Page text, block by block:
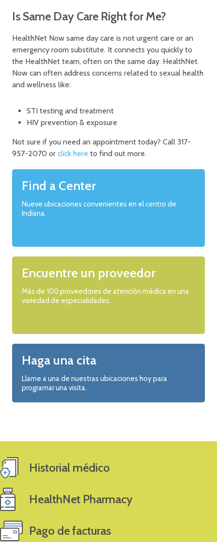
Is Same Day Care Right for Me?
HealthNet Now same day care is not urgent care or an
emergency room substitute. It connects you quickly to
the HealthNet team, often on the same day. HealthNet
Now can often address concerns related to sexual health
and wellness like:
STI testing and treatment
HIV prevention & exposure
Not sure if you need an appointment today? Call 317-
957-2070 or click here to find out more.
Find a Center
Nueve ubicaciones convenientes en el centro de
Indiana.
Encuentre un proveedor
Más de 100 proveedores de atención médica en una
variedad de especialidades.
Haga una cita
Llame a una de nuestras ubicaciones hoy para
programar una visita.
Historial médico
HealthNet Pharmacy
Pago de facturas